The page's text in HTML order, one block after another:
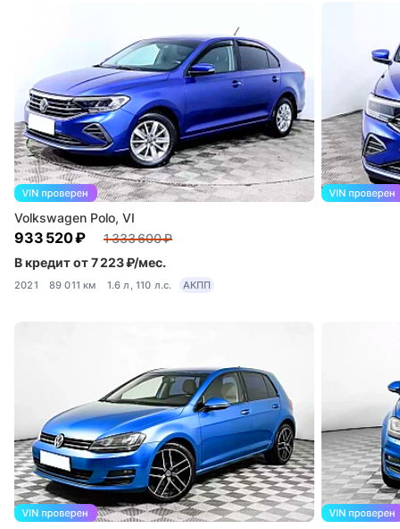
Volkswagen Polo, VI
933 520 ₽
1 333 600 ₽
В кредит от 7 223 ₽/мес.
2021 89 011 км 1.6 л, 110 л.с. АКПП